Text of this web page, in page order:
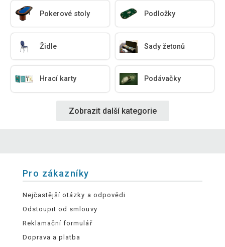
Pokerové stoly Podložky
Židle Sady žetonů
Hrací karty Podávačky
Zobrazit další kategorie
Pro zákazníky
Nejčastější otázky a odpovědi
Odstoupit od smlouvy
Reklamační formulář
Doprava a platba